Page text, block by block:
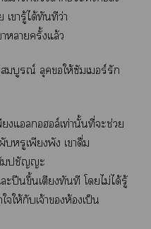
ารู้ได้ทันทีว่า
าครั้งแล้ว
สมบูรณ์ ลุคให้ซัมเอร์รัก
งแอลกอฮอล์เท่านั้นที่ะช่วย
บหรูเพียงพัง เาดื่ม
มปชัญญะ
ะปีนขึ้นเตียงทันที โไม่ได้รู้
ให้กับเจ้าห้องเป็น